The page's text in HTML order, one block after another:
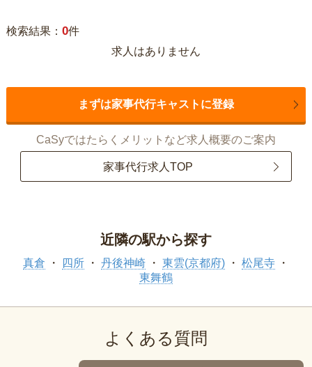
検索結果： 0件
求人はありません
まずは家事代行キャストに登録
CaSyではたらくメリットなど求人概要のご案内
家事代行求人TOP
近隣の駅から探す
真倉 四所 丹後神崎 東雲(京都府)
松尾寺
東舞鶴
よくある質問